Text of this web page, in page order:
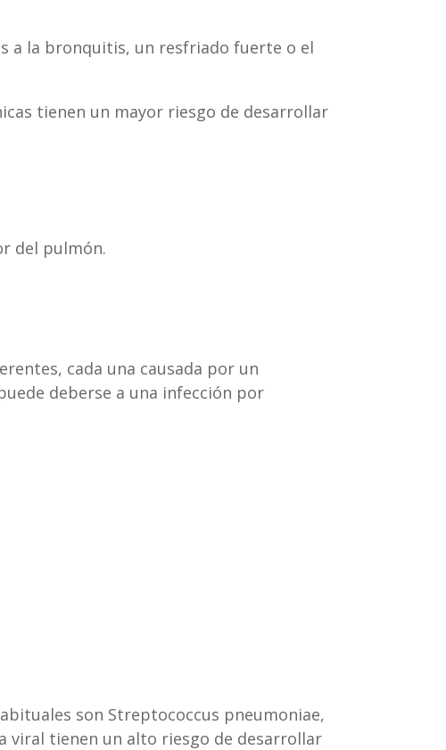
a la bronquitis, un resfriado fuerte o el
tienen un mayor riesgo de desarrollar
del pulmón.
cada una causada por un
deberse a una infección por
son Streptococcus pneumoniae,
viral tienen un alto riesgo de desarrollar